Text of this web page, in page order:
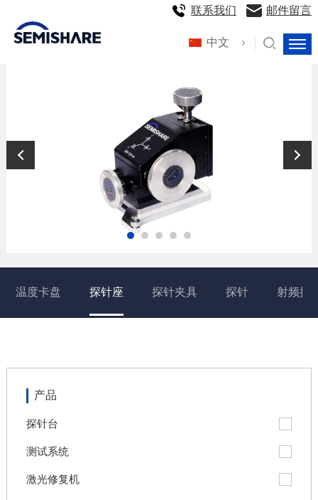
中文
联系我们 邮件留言
温度卡盘 探针座 探针夹具 探针 射频探
产品
探针台
测试系统
激光修复机